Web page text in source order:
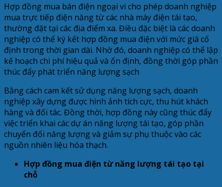
Hợp đồng mua bán điện ngoại vi cho phép doanh nghiệp
mua trực tiếp điện năng từ các nhà máy điện tái tạo,
thường đặt tại các địa điểm xa. Điều đặc biệt là các doanh
nghiệp có thể ký kết hợp đồng mua điện với mức giá cố
định trong thời gian dài. Nhờ đó, doanh nghiệp có thể lập
kế hoạch chi phí hiệu quả và ổn định, đồng thời góp phần
thúc đẩy phát triển năng lượng sạch
Bằng cách cam kết sử dụng năng lượng sạch, doanh
nghiệp xây dựng được hình ảnh tích cực, thu hút khách
hàng và đối tác. Đồng thời, hợp đồng này cũng thúc đẩy
việc triển khai các dự án năng lượng tái tạo, góp phần
chuyển đổi năng lượng và giảm sự phụ thuộc vào các
nguồn nhiên liệu hóa thạch.
Hợp đồng mua điện từ năng lượng tái tạo tại
chỗ